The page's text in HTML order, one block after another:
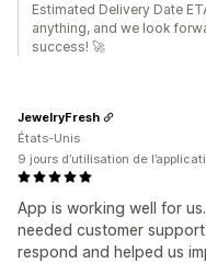
Estimated Delivery Date
anything, and we look
success! 🚀
App is working well for
needed customer
respond and helped us
JewelryFresh
États-Unis
9 jours d’utilisation de